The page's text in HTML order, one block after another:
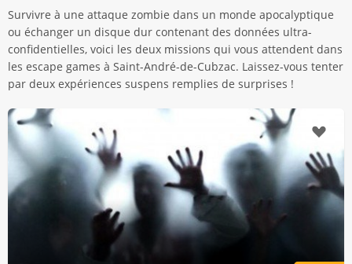
Survivre à une attaque zombie dans un monde apocalyptique
ou échanger un disque dur contenant des données ultra-
confidentielles, voici les deux missions qui vous attendent dans
les escape games à Saint-André-de-Cubzac. Laissez-vous tenter
par deux expériences suspens remplies de surprises !